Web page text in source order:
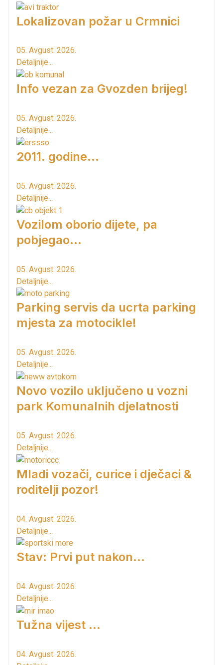
Lokalizovan požar u Crmnici
05. Avgust. 2026.
Detaljnije...
Info vezan za Gvozden brijeg!
05. Avgust. 2026.
Detaljnije...
2011. godine...
05. Avgust. 2026.
Detaljnije...
Vozilom oborio dijete, pa
pobjegao...
05. Avgust. 2026.
Detaljnije...
Parking servis da ucrta parking
mjesta za motocikle!
05. Avgust. 2026.
Detaljnije...
Novo vozilo uključeno u vozni
park Komunalnih djelatnosti
05. Avgust. 2026.
Detaljnije...
Mladi vozači, curice i dječaci &
roditelji pozor!
04. Avgust. 2026.
Detaljnije...
Stav: Prvi put nakon…
04. Avgust. 2026.
Detaljnije...
Tužna vijest ...
04. Avgust. 2026.